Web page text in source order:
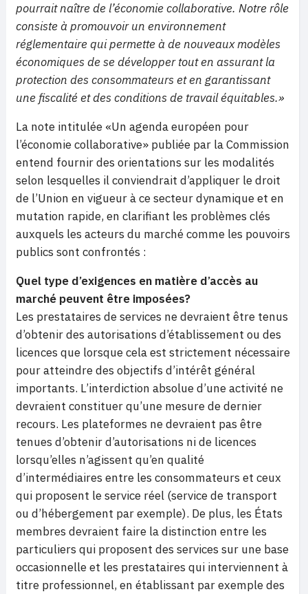
pourrait naître de l’économie collaborative. Notre rôle
consiste à promouvoir un environnement
réglementaire qui permette à de nouveaux modèles
économiques de se développer tout en assurant la
protection des consommateurs et en garantissant
une fiscalité et des conditions de travail équitables.»
La note intitulée «Un agenda européen pour
l’économie collaborative» publiée par la Commission
entend fournir des orientations sur les modalités
selon lesquelles il conviendrait d’appliquer le droit
de l’Union en vigueur à ce secteur dynamique et en
mutation rapide, en clarifiant les problèmes clés
auxquels les acteurs du marché comme les pouvoirs
publics sont confrontés :
Quel type d’exigences en matière d’accès au
marché peuvent être imposées?
Les prestataires de services ne devraient être tenus
d’obtenir des autorisations d’établissement ou des
licences que lorsque cela est strictement nécessaire
pour atteindre des objectifs d’intérêt général
importants. L’interdiction absolue d’une activité ne
devraient constituer qu’une mesure de dernier
recours. Les plateformes ne devraient pas être
tenues d’obtenir d’autorisations ni de licences
lorsqu’elles n’agissent qu’en qualité
d’intermédiaires entre les consommateurs et ceux
qui proposent le service réel (service de transport
ou d’hébergement par exemple). De plus, les États
membres devraient faire la distinction entre les
particuliers qui proposent des services sur une base
occasionnelle et les prestataires qui interviennent à
titre professionnel, en établissant par exemple des